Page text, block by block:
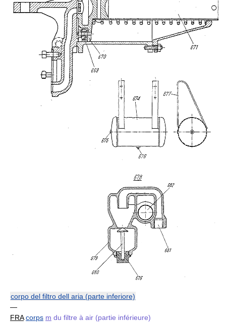
corpo del filtro dell aria (parte inferiore)
—
FRA corps m du filtre à air (partie inférieure)